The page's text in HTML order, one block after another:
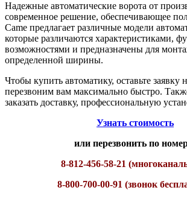
Надежные автоматические ворота от
современное решение, обеспечивающее
Came предлагает различные модели
которые различаются характеристиками,
возможностями и предназначены для
определенной ширины.
Чтобы купить автоматику, оставьте заявку
перезвоним вам максимально быстро.
заказать доставку, профессиональную
Узнать стоимость
или перезвонить по
8-812-456-58-21
8-800-700-00-91 (звонок